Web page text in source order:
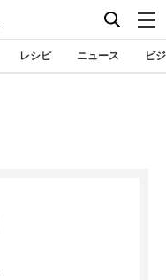
レシピ ニュース ビ